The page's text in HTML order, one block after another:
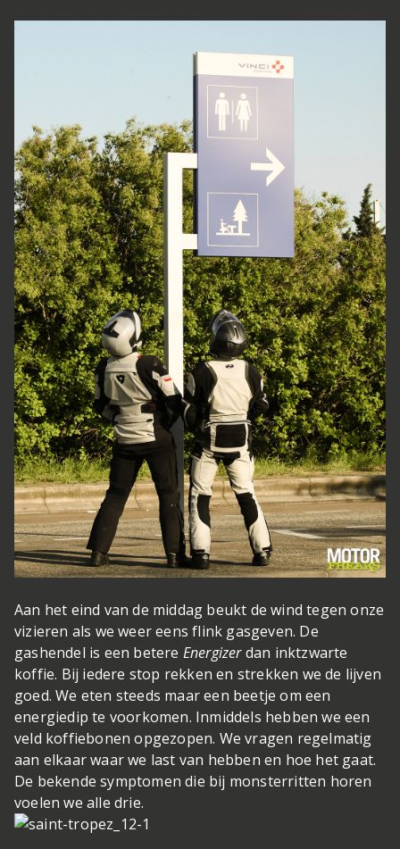
Aan het eind van de middag beukt de wind tegen onze
vizieren als we weer eens flink gasgeven. De
gashendel is een betere Energizerdan inktzwarte
koffie. Bij iedere stop rekken en strekken we de lijven
goed. We eten steeds maar een beetje om een
energiedip te voorkomen. Inmiddels hebben we een
veld koffiebonen opgezopen. We vragen regelmatig
aan elkaar waar we last van hebben en hoe het gaat.
De bekende symptomen die bij monsterritten horen
voelen we alle drie.